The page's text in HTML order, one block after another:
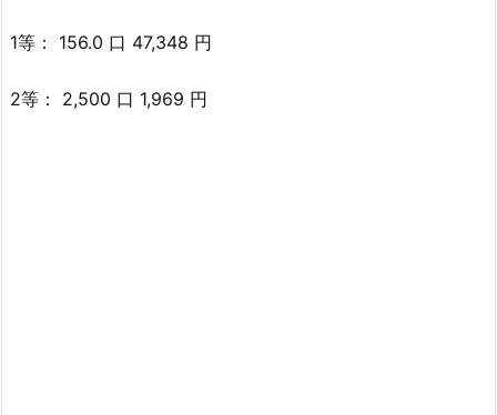
1等： 156.0 口 47,348 円
2等： 2,500 口 1,969 円